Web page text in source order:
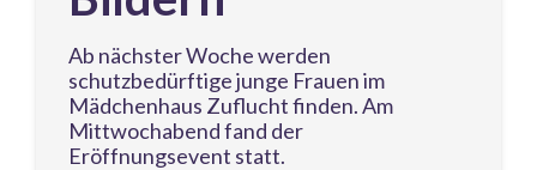
Ab nächster Woche werden
schutzbedürftige junge Frauen im
Mädchenhaus Zuflucht finden. Am
Mittwochabend fand der
Eröffnungsevent statt.